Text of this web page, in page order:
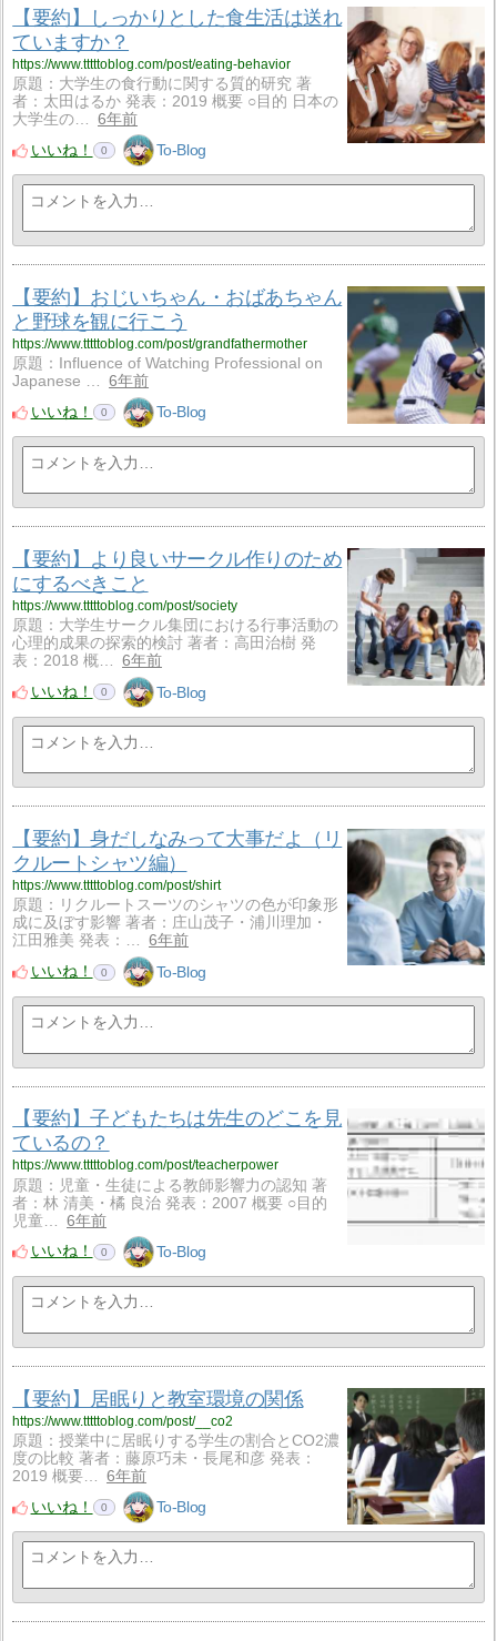
【要約】しっかりとした食生活は送れ
ていますか？
https://www.tttttoblog.com/post/eating-behavior
原題：大学生の食行動に関する質的研究 著
者：太田はるか 発表：2019 概要 ○目的 日本の
大学生の…
6年前
いいね！
0 To-Blog
【要約】おじいちゃん・おばあちゃん
と野球を観に行こう
https://www.tttttoblog.com/post/grandfathermother
原題：Influence of Watching Professional on
Japanese …
6年前
いいね！
0 To-Blog
【要約】より良いサークル作りのため
にするべきこと
https://www.tttttoblog.com/post/society
原題：大学生サークル集団における行事活動の
心理的成果の探索的検討 著者：高田治樹 発
表：2018 概…
6年前
いいね！
0 To-Blog
【要約】身だしなみって大事だよ（リ
クルートシャツ編）
https://www.tttttoblog.com/post/shirt
原題：リクルートスーツのシャツの色が印象形
成に及ぼす影響 著者：庄山茂子・浦川理加・
江田雅美 発表：…
6年前
いいね！
0 To-Blog
【要約】子どもたちは先生のどこを見
ているの？
https://www.tttttoblog.com/post/teacherpower
原題：児童・生徒による教師影響力の認知 著
者：林 清美・橘 良治 発表：2007 概要 ○目的
児童…
6年前
いいね！
0 To-Blog
【要約】居眠りと教室環境の関係
https://www.tttttoblog.com/post/__co2
原題：授業中に居眠りする学生の割合とCO2濃
度の比較 著者：藤原巧未・長尾和彦 発表：
2019 概要…
6年前
いいね！
0 To-Blog